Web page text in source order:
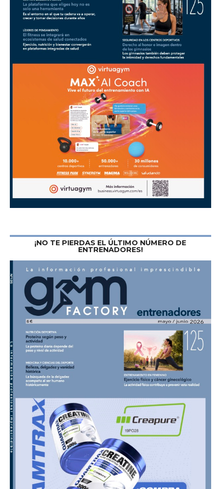
¡NO TE PIERDAS EL ÚLTIMO NÚMERO DE
ENTRENADORES!